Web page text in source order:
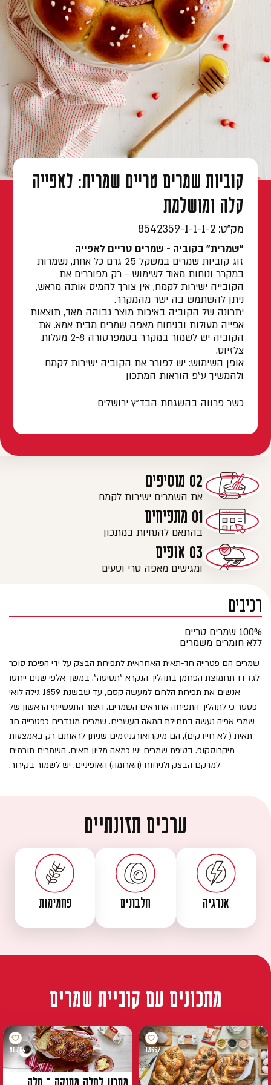
צור קשר
קוביות שמרים טריים שמרית: לאפייה
קלה ומושלמת
מק״ט: 8542359-1-1-1-2
"שמרית" בקוביה - שמרים טריים לאפייה
זוג קוביות שמרים במשקל 25 גרם כל אחת, נשמרות
במקרר ונוחות מאוד לשימוש - רק מפוררים את
הקובייה ישירות לקמח, אין צורך להמיס אותה מראש,
ניתן להשתמש בה ישר מהמקרר.
יתרונה של הקוביה באיכות מוצר גבוהה מאד, תוצאות
אפייה מעולות ובניחוח מאפה שמרים מבית אמא. את
הקוביה יש לשמור במקרר בטמפרטורה 2-8 מעלות
צלזיוס.
אופן השימוש: יש לפורר את הקוביה ישירות לקמח
ולהמשיך ע"פ הוראות המתכון
כשר פרווה בהשגחת הבד"ץ ירושלים
את השמרים ישירות לקמח
‏01 מתפיחים
בהתאם להנחיות במתכון
ומגישים מאפה טרי וטעים
רכיבים
100% שמרים טריים
ללא חומרים משמרים
שמרים הם פטרייה חד-תאית האחראית לתפיחת הבצק על ידי הפיכת סוכר
לגז דו-תחמוצת הפחמן בתהליך הנקרא "תסיסה". במשך אלפי שנים ייחסו
אנשים את תפיחת הלחם למעשה קסם, עד שבשנת 1859 גילה לואי
פסטר כי לתהליך התפיחה אחראים השמרים. היצור התעשייתי הראשון של
שמרי אפיה נעשה בתחילת המאה העשרים. שמרים מוגדרים כפטרייה חד
תאית ( לא חיידקים), הם מיקרואורגניזמים שניתן לראותם רק באמצעות
מיקרוסקופ. בטיפת שמרים יש כמאה מליון תאים. השמרים תורמים
למרקם הבצק ולניחוח (הארומה) האופיניים. יש לשמור בקירור.
ערכים תזונתיים
אנרגיה חלבונים פחמימות
מתכונים עם קוביית שמרים
13667
90764